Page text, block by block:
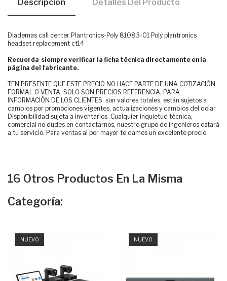
Descripción Detalles Del Producto
Diademas call center Plantronics-Poly 81083-01 Poly plantronics
headset replacement ct14
Recuerda siempre verificar la ficha técnica directamente en la
página del fabricante.
TEN PRESENTE QUE ESTE PRECIO NO HACE PARTE DE UNA COTIZACIÓN
FORMAL O VENTA, SOLO SON PRECIOS REFERENCIA, PARA
INFORMACIÓN DE LOS CLIENTES. son valores totales, están sujetos a
cambios por promociones vigentes, actualizaciones y cambios del dolar.
Disponibilidad sujeta a inventarios. Cualquier inquietud técnica,
comercial no dudes en contactarnos, nuestro grupo de ingenieros estará
a tu servicio. Para ventas al por mayor te damos un excelente precio.
16 Otros Productos En La Misma
Categoría:
NUEVO NUEVO